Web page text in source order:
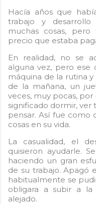
Hacía años que
trabajo y
muchas cosas,
precio que estaba
En realidad, no se
alguna vez, pero
máquina de la rutina y
de la mañana, un
veces, muy pocas,
significado dormir, ver
pensar. Así fue como
cosas en su vida.
La casualidad, el
quisieron ayudarle.
haciendo un gran
de su trabajo. Apagó
habitualmente se
obligara a subir a
alejado.